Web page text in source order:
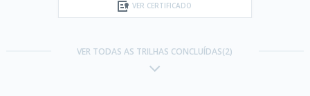
VER CERTIFICADO
VER TODAS AS TRILHAS CONCLUÍDAS(2)